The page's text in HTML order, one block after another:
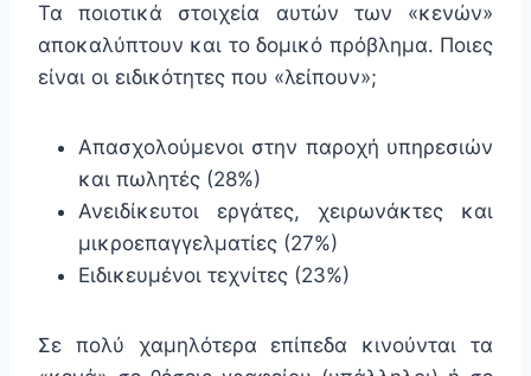
Τα ποιοτικά στοιχεία αυτών των «κενών»
αποκαλύπτουν και το δομικό πρόβλημα. Ποιες
είναι οι ειδικότητες που «λείπουν»;
Απασχολούμενοι στην παροχή υπηρεσιών
και πωλητές (28%)
Ανειδίκευτοι εργάτες, χειρωνάκτες και
μικροεπαγγελματίες (27%)
Ειδικευμένοι τεχνίτες (23%)
Σε πολύ χαμηλότερα επίπεδα κινούνται τα